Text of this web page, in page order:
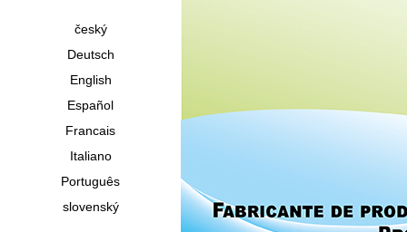
český
Deutsch
English
Español
Francais
Italiano
Português
slovenský